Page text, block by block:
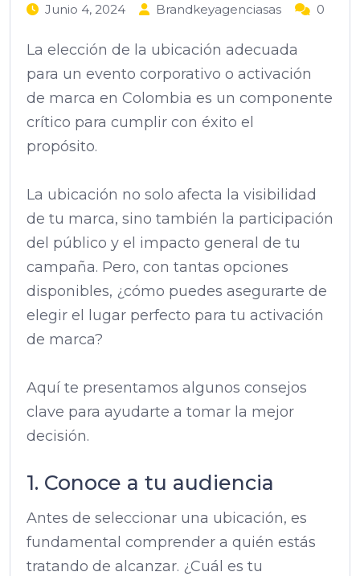
Junio 4, 2024
Brandkeyagenciasas 0
La elección de la ubicación adecuada
para un evento corporativo o activación
de marca en Colombia es un componente
crítico para cumplir con éxito el
propósito.
La ubicación no solo afecta la visibilidad
de tu marca, sino también la participación
del público y el impacto general de tu
campaña. Pero, con tantas opciones
disponibles, ¿cómo puedes asegurarte de
elegir el lugar perfecto para tu activación
de marca?
Aquí te presentamos algunos consejos
clave para ayudarte a tomar la mejor
decisión.
1. Conoce a tu audiencia
Antes de seleccionar una ubicación, es
fundamental comprender a quién estás
tratando de alcanzar. ¿Cuál es tu